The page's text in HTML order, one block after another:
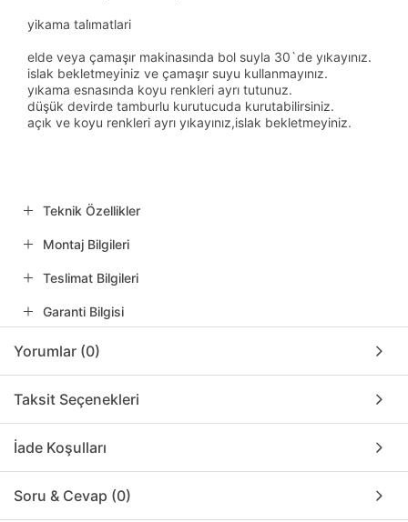
yikama tali̇matlari
elde veya çamaşır makinasında bol suyla 30`de yıkayınız.
islak bekletmeyiniz ve çamaşır suyu kullanmayınız.
yıkama esnasında koyu renkleri ayrı tutunuz.
düşük devirde tamburlu kurutucuda kurutabilirsiniz.
açık ve koyu renkleri ayrı yıkayınız,islak bekletmeyiniz.
Teknik Özellikler
Montaj Bilgileri
Teslimat Bilgileri
Garanti Bilgisi
Yorumlar (0)
Taksit Seçenekleri
İade Koşulları
Soru & Cevap (0)